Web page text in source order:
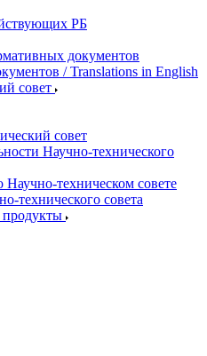
РБ
документов
/ Translations in English
совет
совет
Научно-технического
техническом совете
технического совета